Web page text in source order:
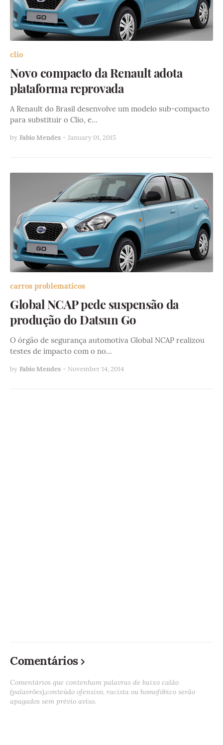
clio
Novo compacto da Renault adota
plataforma reprovada
A Renault do Brasil desenvolve um modelo sub-compacto
para substituir o Clio, e…
by Fabio Mendes - January 01, 2015
carros problematicos
Global NCAP pede suspensão da
produção do Datsun Go
O órgão de segurança automotiva Global NCAP realizou
testes de impacto com o no…
by Fabio Mendes - November 14, 2014
Comentários
Comentários que contenham palavras de baixo calão
(palavrões),conteúdo ofensivo, racista ou homofóbico serão
apagados sem prévio aviso.